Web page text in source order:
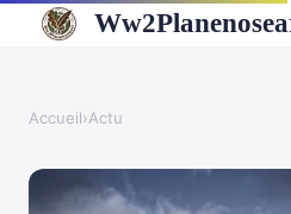
Accueil›Actu